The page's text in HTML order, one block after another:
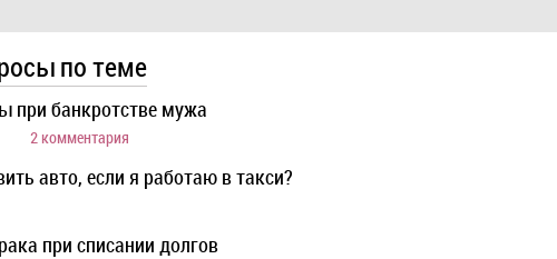
по теме
при банкротстве мужа
2 комментария
авто, если я работаю в такси?
при списании долгов